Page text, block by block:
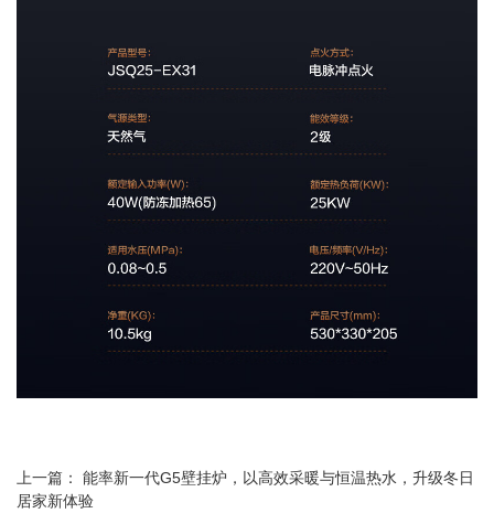
上一篇： 能率新一代G5壁挂炉，以高效采暖与恒温热水，升级冬日
居家新体验